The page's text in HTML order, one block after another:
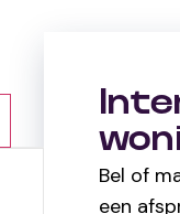
Bel of
een